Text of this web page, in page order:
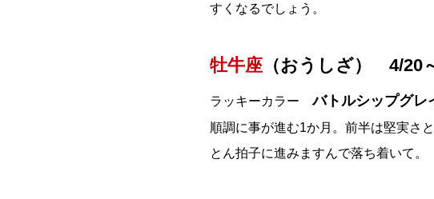
すくなるでしょう。
牡牛座 （おうしざ） 4/20
ラッキーカラーバトルシップグレ
順調に事が進む1か月。前半は堅実さ
とん拍子に進みますんで落ち着いて。